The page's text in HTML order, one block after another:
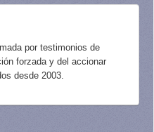
por testimonios de
forzada y del accionar
desde 2003.